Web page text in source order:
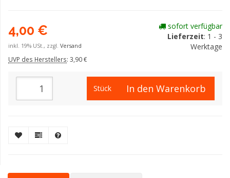
4,00 €
inkl. 19% USt., zzgl. Versand
UVP des Herstellers: 3,90 €
sofort verfügbar
Lieferzeit: 1 - 3
Werktage
Stück In den Warenkorb